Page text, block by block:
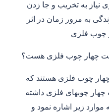
نیاز به تخریب و جا زدن
چوب دارد 2.زنگ زندگی به مرور زمان در اثر
چهار چوب فلزی هست؟
چهار چوب فلزی هستند که
چهار چوبهای فلزی داشته
زیر اشاره نمود و